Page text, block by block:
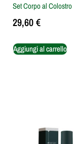
Set Corpo al Colostro
29,60€
Aggiungi al carrello